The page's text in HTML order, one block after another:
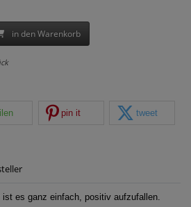
in den Warenkorb
pin it tweet
ist es ganz einfach, positiv aufzufallen.